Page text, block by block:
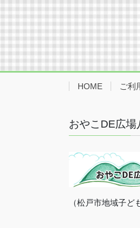
HOME ご利
おやこDE広場
（松戸市地域子ど